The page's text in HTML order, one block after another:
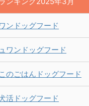
ンドッグフード
ワンドッグフード
のごはんドッグフード
活ドッグフード